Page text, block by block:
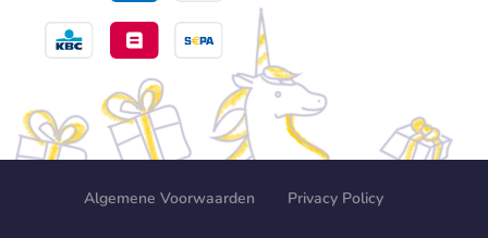
Algemene Voorwaarden Privacy Policy